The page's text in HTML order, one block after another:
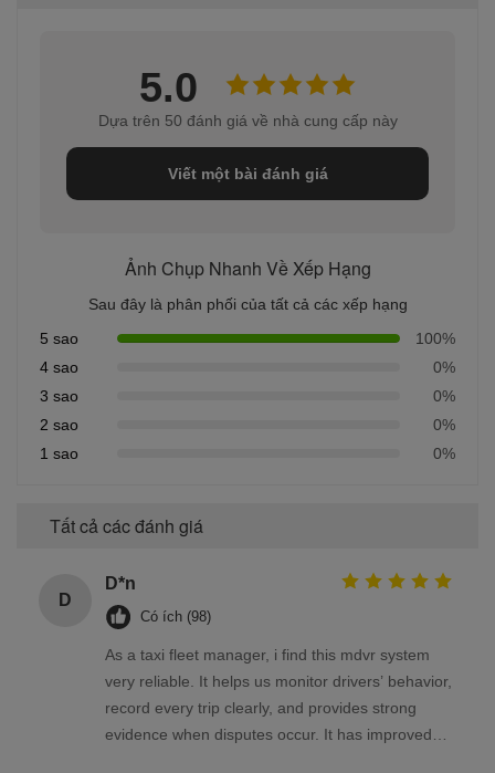
5.0
Dựa trên 50 đánh giá về nhà cung cấp này
Viết một bài đánh giá
Ảnh Chụp Nhanh Về Xếp Hạng
Sau đây là phân phối của tất cả các xếp hạng
5 sao
100%
4 sao
0%
3 sao
0%
2 sao
0%
1 sao
0%
Tất cả các đánh giá
D
D*n
Có ích (98)
As a taxi fleet manager, i find this mdvr system
very reliable. It helps us monitor drivers’ behavior,
record every trip clearly, and provides strong
evidence when disputes occur. It has improved